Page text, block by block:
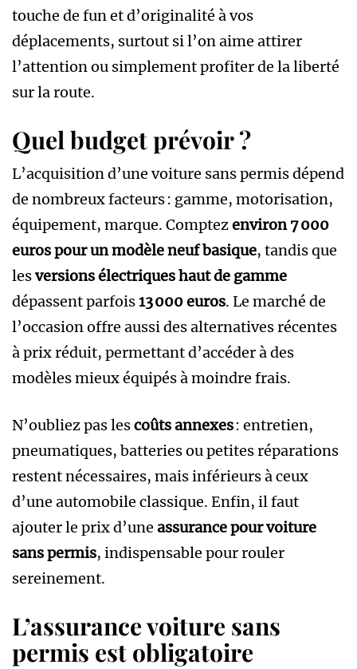
touche de fun et d’originalité à vos
déplacements, surtout si l’on aime attirer
l’attention ou simplement profiter de la liberté
sur la route.
Quel budget prévoir ?
L’acquisition d’une voiture sans permis dépend
de nombreux facteurs : gamme, motorisation,
équipement, marque. Comptezenviron 7 000
euros pour un modèle neuf basique, tandis que
lesversions électriques haut de gamme
dépassent parfois13 000 euros. Le marché de
l’occasion offre aussi des alternatives récentes
à prix réduit, permettant d’accéder à des
modèles mieux équipés à moindre frais.
N’oubliez pas lescoûts annexes: entretien,
pneumatiques, batteries ou petites réparations
restent nécessaires, mais inférieurs à ceux
d’une automobile classique. Enfin, il faut
ajouter le prix d’une assurance pour voiture
sans permis, indispensable pour rouler
sereinement.
L’assurance voiture sans
permis est obligatoire